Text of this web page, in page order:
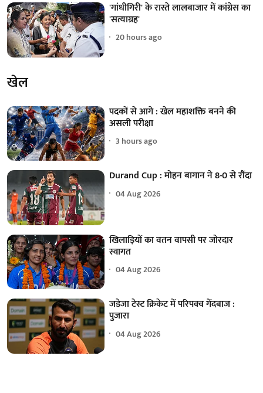
'गांधीगिरी' के रास्ते लालबाजार में कांग्रेस का
'सत्याग्रह'
20 hours ago
खेल
पदकों से आगे : खेल महाशक्ति बनने की
असली परीक्षा
3 hours ago
Durand Cup : मोहन बागान ने 8-0 से रौंदा
04 Aug 2026
खिलाड़ियों का वतन वापसी पर जोरदार
स्वागत
04 Aug 2026
जडेजा टेस्ट क्रिकेट में परिपक्व गेंदबाज :
पुजारा
04 Aug 2026